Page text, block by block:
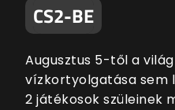
CS2-BE
Augusztus 5-től a
vízkortyolgatása sem
2 játékosok szüleinek